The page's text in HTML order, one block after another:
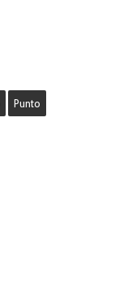
Punto